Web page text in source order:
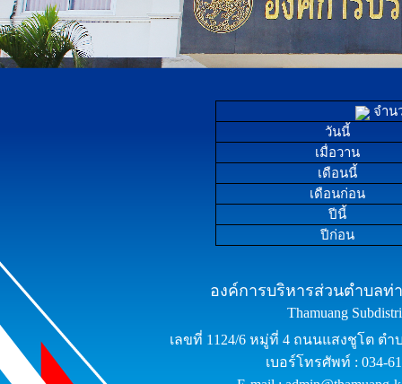
จำน
วันนี้
เมื่อวาน
เดือนนี้
เดือนก่อน
ปีนี้
ปีก่อน
องค์การบริหารส่วนตำบลท่
Thamuang
เลขที่ 1124/6 หมู่ที่ 4 ถนนแสงชูโต ต
เบอร์โทรศัพท์ : 034-